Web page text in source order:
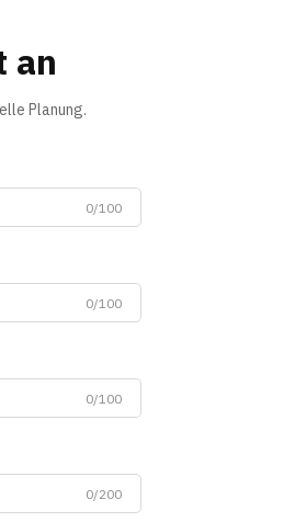
an
Planung.
0/100
0/100
0/100
0/200